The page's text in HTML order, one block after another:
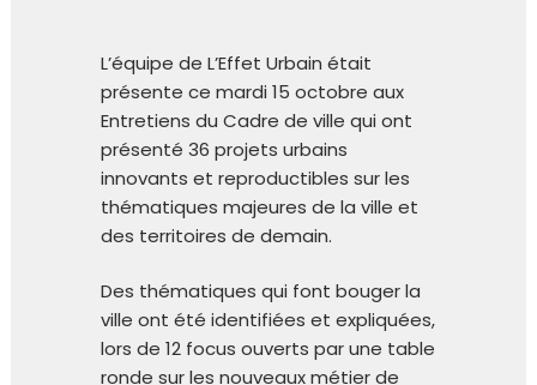
L’équipe de L’Effet Urbain était
présente ce mardi 15 octobre aux
Entretiens du Cadre de ville qui ont
présenté 36 projets urbains
innovants et reproductibles sur les
thématiques majeures de la ville et
des territoires de demain.
Des thématiques qui font bouger la
ville ont été identifiées et expliquées,
lors de 12 focus ouverts par une table
ronde sur les nouveaux métier de